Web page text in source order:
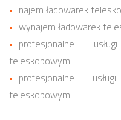
najem ładowarek
wynajem ładowarek
profesjonalne
teleskopowymi
profesjonalne
teleskopowymi